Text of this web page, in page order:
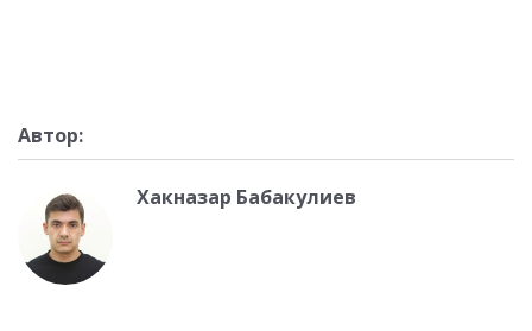
Автор:
Хакназар Бабакулиев